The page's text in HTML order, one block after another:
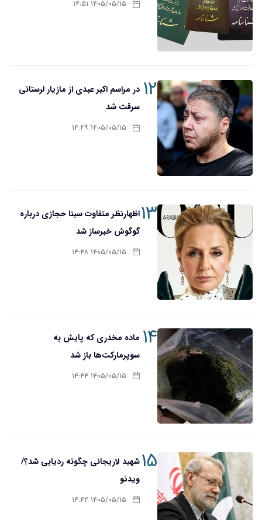
۱۴۰۵/۰۵/۱۵ ۱۴:۵۱
۱۲ در مراسم اکبر عبدی از مازیار لرستانی
سرقت شد
۱۴۰۵/۰۵/۱۵ ۱۴:۴۹
۱۳اظهارنظر متفاوت سینا حجازی درباره
گوگوش خبرساز شد
۱۴۰۵/۰۵/۱۵ ۱۴:۴۸
۱۴ ماده مخدری که پایش به
سوپرمارکت‌ها باز شد
۱۴۰۵/۰۵/۱۵ ۱۴:۴۴
۱۵شهید لاریجانی چگونه ردیابی شد؟/
ویدئو
۱۴۰۵/۰۵/۱۵ ۱۴:۴۲